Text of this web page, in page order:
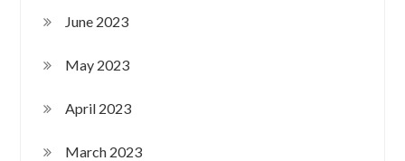
June 2023
May 2023
April 2023
March 2023